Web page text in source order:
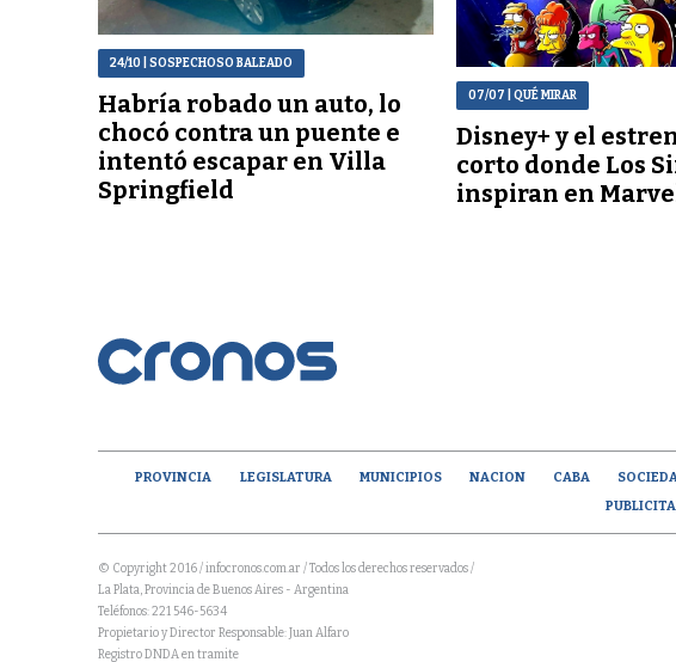
24/10 | SOSPECHOSO BALEADO
Habría robado un auto, lo
chocó contra un puente e
intentó escapar en Villa
Springfield
07/07 | QUÉ MIRAR
Disney+ y el
corto donde Los
inspiran en
PROVINCIA LEGISLATURA MUNICIPIOS NACION CABA
© Copyright 2016 / infocronos.com.ar / Todos los derechos reservados /
La Plata, Provincia de Buenos Aires - Argentina
Teléfonos: 221 546-5634
Propietario y Director Responsable: Juan Alfaro
Registro DNDA en tramite